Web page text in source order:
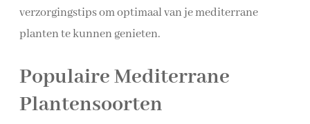
verzorgingstips om optimaal van je mediterrane
planten te kunnen genieten.
Populaire Mediterrane
Plantensoorten